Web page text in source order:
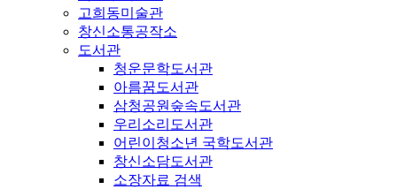
고희동미술관
창신소통공작소
도서관
청운문학도서관
아름꿈도서관
삼청공원숲속도서관
우리소리도서관
어린이청소년 국학도서관
창신소담도서관
소장자료 검색